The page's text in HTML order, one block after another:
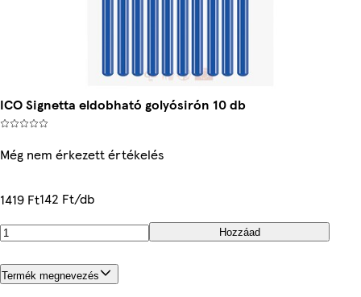
ICO Signetta eldobható golyósirón 10 db
Még nem érkezett értékelés
1419 Ft142 Ft/db
Hozzáad
Termék megnevezés